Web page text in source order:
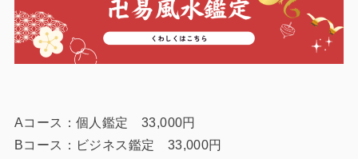
Aコース：個人鑑定 33,000円
Bコース：ビジネス鑑定 33,000円